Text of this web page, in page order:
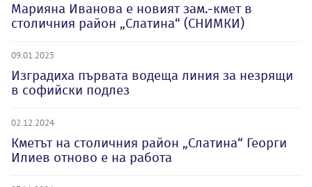
Марияна Иванова е новият зам.-кмет в
столичния район „Слатина“ (СНИМКИ)
09.01.2025
Изградиха първата водеща линия за незрящи
в софийски подлез
02.12.2024
Кметът на столичния район „Слатина“ Георги
Илиев отново е на работа